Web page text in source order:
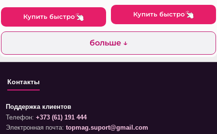
Купить быстро Купить быстро
больше ↓
Контакты
Поддержка клиентов
Телефон: +373 (61) 191 444
Электронная почта: topmag.suport@gmail.com